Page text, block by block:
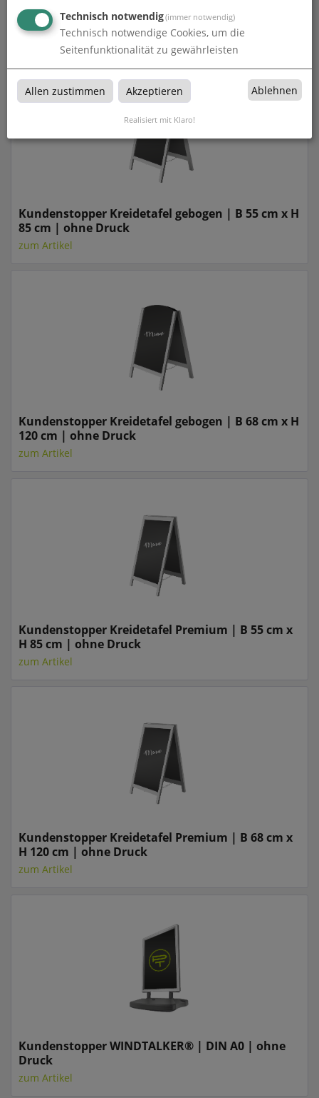
ohne Druck
zum Artikel
Kundenstopper Kreidetafel gebogen | B 55 cm x H
85 cm | ohne Druck
zum Artikel
Kundenstopper Kreidetafel gebogen | B 68 cm x H
120 cm | ohne Druck
zum Artikel
Kundenstopper Kreidetafel Premium | B 55 cm x
H 85 cm | ohne Druck
zum Artikel
Kundenstopper Kreidetafel Premium | B 68 cm x
H 120 cm | ohne Druck
zum Artikel
Kundenstopper WINDTALKER® | DIN A0 | ohne
Druck
zum Artikel
Technisch notwendig(immer notwendig)
Technisch notwendige Cookies, um die
Seitenfunktionalität zu gewährleisten
Allen zustimmen Akzeptieren Ablehnen
Realisiert mit Klaro!